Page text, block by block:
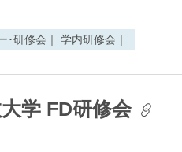
･研修会｜ 学内研修会｜
学 FD研修会